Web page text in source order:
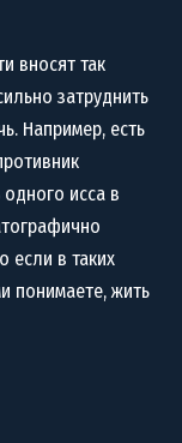
вносят так
затруднить
Например, есть
исса в
если в таких
понимаете, жить